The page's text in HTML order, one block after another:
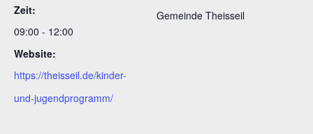
Zeit:
09:00 - 12:00
Website:
https://theisseil.de/kinder-
und-jugendprogramm/
Gemeinde Theisseil